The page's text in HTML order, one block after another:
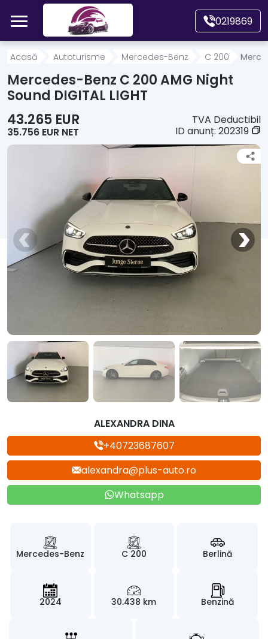
Mergi direct la conținutul principal
0219869
Acasă
Autoturisme
Motociclete
Alte tipuri vehicule
Despre Noi
Contact
Acasă Autoturisme Mercedes-Benz C 200
Mercedes-Benz C 200 AMG Night
Sound DIGITAL LIGHT
43.265 EUR
35.756 EUR NET
TVA Deductibil
ID anunț: 202319
ALEXANDRA DINA
+40723687607
alexandra@plus-auto.ro
Whatsapp
Mercedes-Benz C 200 Berlină
2024 30.438 km Benzină